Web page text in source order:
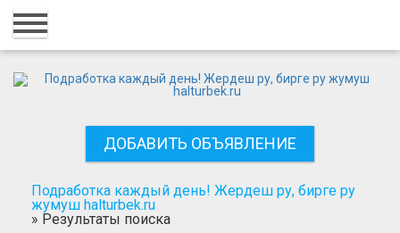
Главная
Добавить объявление
Поиск
ДОБАВИТЬ ОБЪЯВЛЕНИЕ
Подработка каждый день! Жердеш ру, бирге ру
жумуш halturbek.ru
» Результаты поиска